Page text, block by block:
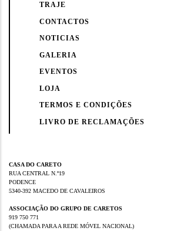
TRAJE
CONTACTOS
NOTICIAS
GALERIA
EVENTOS
LOJA
TERMOS E CONDIÇÕES
LIVRO DE RECLAMAÇÕES
CASA DO CARETO
RUA CENTRAL N.º19
PODENCE
5340-392 MACEDO DE CAVALEIROS
ASSOCIAÇÃO DO GRUPO DE CARETOS
919 750 771
(CHAMADA PARA A REDE MÓVEL NACIONAL)